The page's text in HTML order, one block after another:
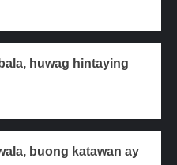
huwag hintaying
buong katawan ay